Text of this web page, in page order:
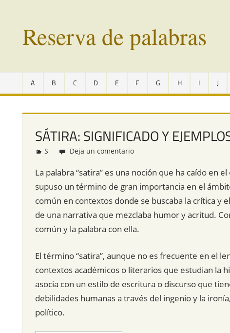
contenidoReserva de palabras
en
vías
extinción
todo
A B C D E F G H I J
SÁTIRA: SIGNIFICADO Y
Redacción
S Deja un comentario
La palabra “satira” es una noción que ha caído en
supuso un término de gran importancia en el
común en contextos donde se buscaba la crítica y
de una narrativa que mezclaba humor y acritud.
común y la palabra con ella.
El término “satira”, aunque no es frecuente en el
contextos académicos o literarios que estudian la
asocia con un estilo de escritura o discurso que
debilidades humanas a través del ingenio y la
político.